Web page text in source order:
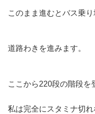
このまま進むとバス乗り
道路わきを進みます。
ここから220段の階段を
私は完全にスタミナ切